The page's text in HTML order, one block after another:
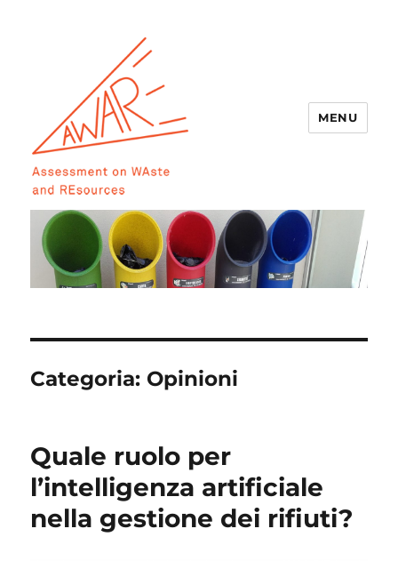
AWARE
MENU
Categoria: Opinioni
Quale ruolo per
l’intelligenza artificiale
nella gestione dei rifiuti?